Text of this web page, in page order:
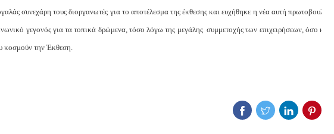
συνεχάρη τους διοργανωτές για το αποτέλεσμα της έκθεσης και ευχήθηκε η νέα αυτή πρωτοβουλία
γεγονός για τα τοπικά δρώμενα, τόσο λόγω της μεγάλης συμμετοχής των επιχειρήσεων, όσο και
κοσμούν την Έκθεση.